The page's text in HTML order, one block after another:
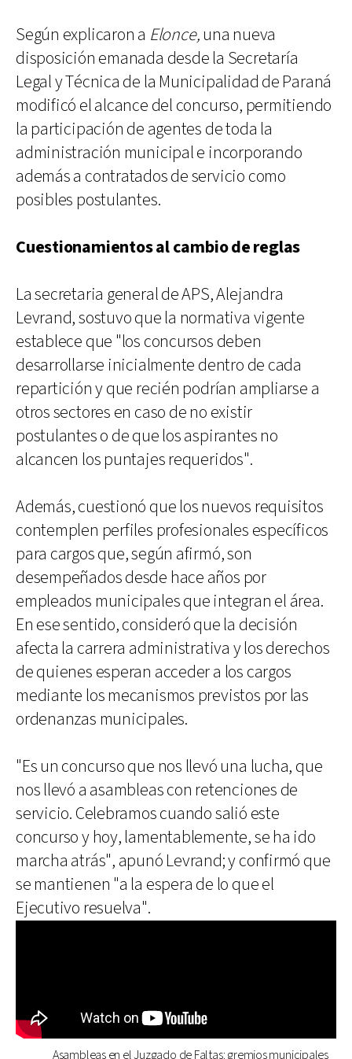
Según explicaron a Elonce,una nueva
disposición emanada desde la Secretaría
Legal y Técnica de la Municipalidad de Paraná
modificó el alcance del concurso, permitiendo
la participación de agentes de toda la
administración municipal e incorporando
además a contratados de servicio como
posibles postulantes.
Cuestionamientos al cambio de reglas
La secretaria general de APS, Alejandra
Levrand, sostuvo que la normativa vigente
establece que "los concursos deben
desarrollarse inicialmente dentro de cada
repartición y que recién podrían ampliarse a
otros sectores en caso de no existir
postulantes o de que los aspirantes no
alcancen los puntajes requeridos".
Además, cuestionó que los nuevos requisitos
contemplen perfiles profesionales específicos
para cargos que, según afirmó, son
desempeñados desde hace años por
empleados municipales que integran el área.
En ese sentido, consideró que la decisión
afecta la carrera administrativa y los derechos
de quienes esperan acceder a los cargos
mediante los mecanismos previstos por las
ordenanzas municipales.
"Es un concurso que nos llevó una lucha, que
nos llevó a asambleas con retenciones de
servicio. Celebramos cuando salió este
concurso y hoy, lamentablemente, se ha ido
marcha atrás", apunó Levrand; y confirmó que
se mantienen "a la espera de lo que el
Ejecutivo resuelva".
Asambleas en el Juzgado de Faltas: gremios municipales